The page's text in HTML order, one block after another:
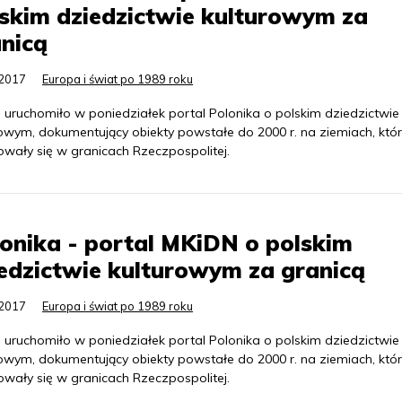
dziedzictwie kulturowym za
Europa i świat po 1989 roku
uruchomiło w poniedziałek portal Polonika o polskim dziedzictwie
dokumentujący obiekty powstałe do 2000 r. na ziemiach,
się w granicach Rzeczpospolitej.
- portal MKiDN o polskim
kulturowym za granicą
Europa i świat po 1989 roku
uruchomiło w poniedziałek portal Polonika o polskim dziedzictwie
dokumentujący obiekty powstałe do 2000 r. na ziemiach,
się w granicach Rzeczpospolitej.